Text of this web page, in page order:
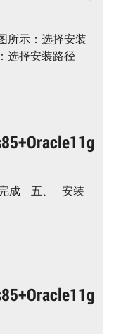
所示：选择安装
选择安装路径
成 五、 安装